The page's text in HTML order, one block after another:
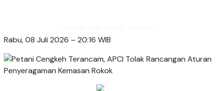
Daftar Adu Ayam Terbaru
Rabu, 08 Juli 2026 – 20:16 WIB